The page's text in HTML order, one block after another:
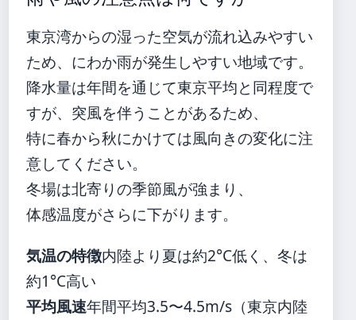
東京湾からの湿った空気が流れ込みやすい
ため、にわか雨が発生しやすい地域です。
降水量は年間を通じて東京平均と同程度で
すが、突風を伴うことがあるため、
特に春から秋にかけては風向きの変化に注
意してください。
冬場は北寄りの季節風が強まり、
体感温度がさらに下がります。
気温の特徴内陸より夏は約2°C低く、冬は
約1°C高い
平均風速年間平均3.5〜4.5m/s（東京内陸